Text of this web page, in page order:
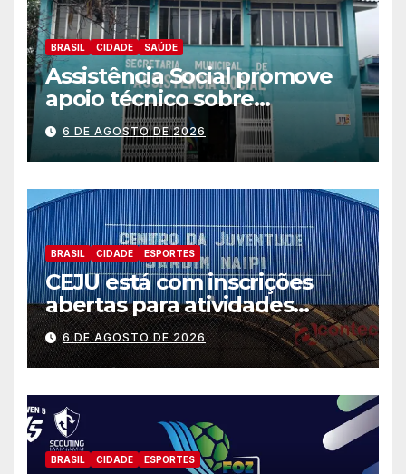
BRASIL CIDADE SAÚDE
Assistência Social promove
apoio técnico sobre
preparação e resposta a
situações de emergência e
calamidade pública
6 DE AGOSTO DE 2026
BRASIL CIDADE ESPORTES
CEJU está com inscrições
abertas para atividades
gratuitas
6 DE AGOSTO DE 2026
BRASIL CIDADE ESPORTES